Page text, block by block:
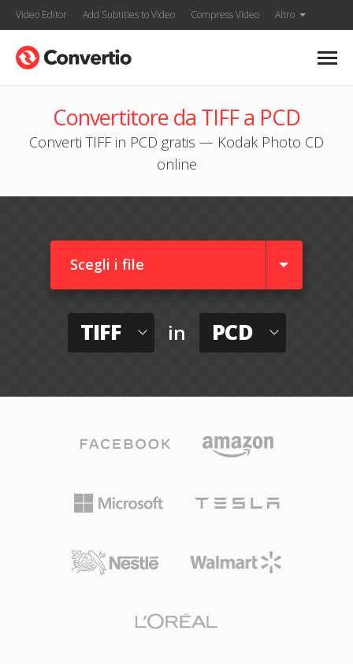
Video Editor Add Subtitles to Video Compress Video Altro
Convertitore da TIFF a PCD
Converti TIFF in PCD gratis — Kodak Photo CD
online
Scegli i file
TIFF in PCD